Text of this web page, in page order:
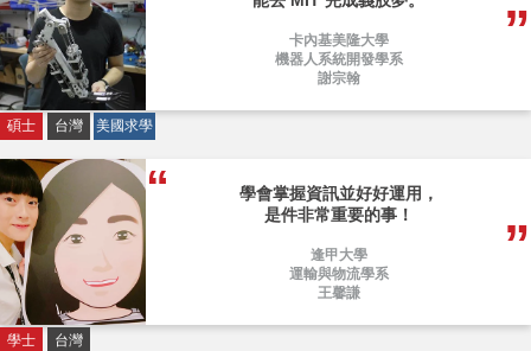
卡內基美隆大學
機器人系統開發學系
謝宗翰
碩士 台灣 美國求學
學會掌握資訊並好好運用，
是件非常重要的事！
逢甲大學
運輸與物流學系
王馨謙
學士 台灣